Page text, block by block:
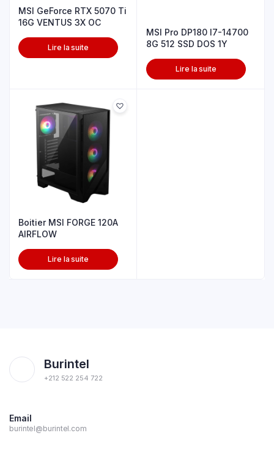
MSI GeForce RTX 5070 Ti
16G VENTUS 3X OC
Lire la suite
MSI Pro DP180 I7-14700
8G 512 SSD DOS 1Y
Lire la suite
Boitier MSI FORGE 120A
AIRFLOW
Lire la suite
Burintel
+212 522 254 722
Email
burintel@burintel.com